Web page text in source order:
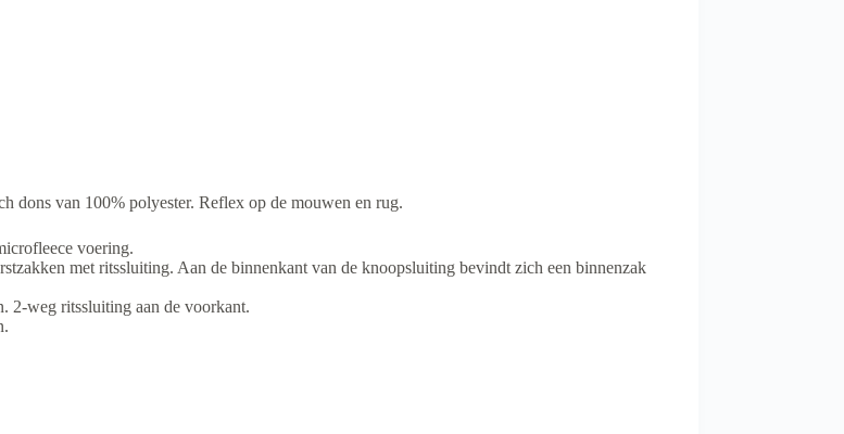
dons van 100% polyester. Reflex op de mouwen en rug.
voering.
met ritssluiting. Aan de binnenkant van de knoopsluiting bevindt zich een binnenzak
2-weg ritssluiting aan de voorkant.